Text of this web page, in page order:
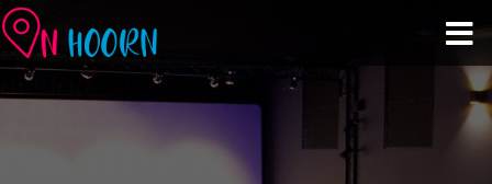
Veranstaltungskalender